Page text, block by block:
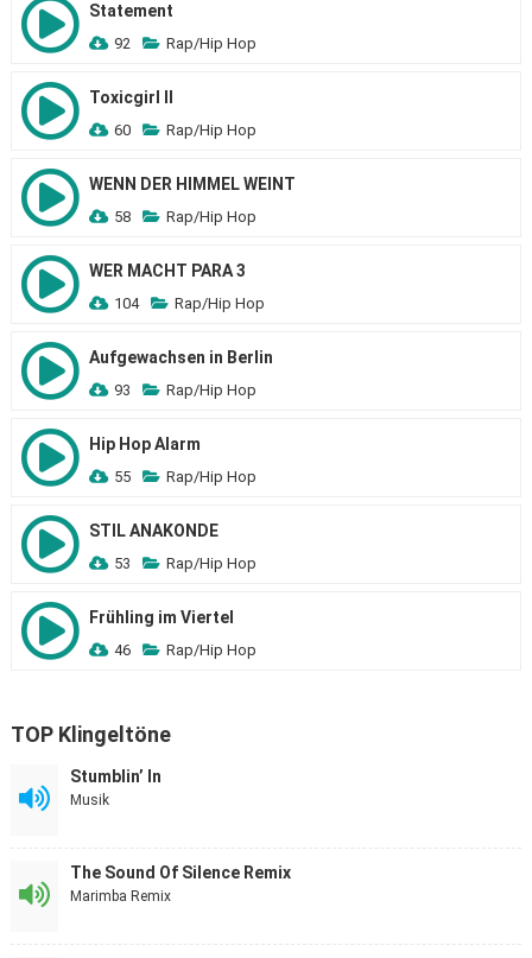
Statement
92 Rap/Hip Hop
Toxicgirl II
60 Rap/Hip Hop
WENN DER HIMMEL WEINT
58 Rap/Hip Hop
WER MACHT PARA 3
104 Rap/Hip Hop
Aufgewachsen in Berlin
93 Rap/Hip Hop
Hip Hop Alarm
55 Rap/Hip Hop
STIL ANAKONDE
53 Rap/Hip Hop
Frühling im Viertel
46 Rap/Hip Hop
TOP Klingeltöne
Stumblin’ In
Musik
The Sound Of Silence Remix
Marimba Remix